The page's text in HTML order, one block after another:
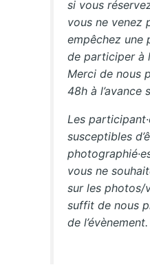
si vous
vous ne venez
empêchez une
de participer à
Merci de nous
48h à l’avance
Les
susceptibles
vous ne
sur les photos/
suffit de nous
de l’évènement.